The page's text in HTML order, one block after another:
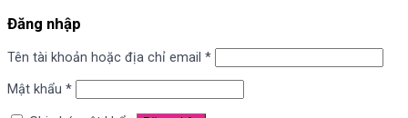
Đăng nhập
Tên tài khoản hoặc địa chỉ email *
Mật khẩu *